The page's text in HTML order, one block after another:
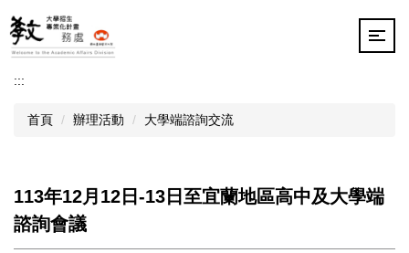
跳
到
主
內
:::
首頁 辦理活動 大學端諮詢交流
113年12月12日-13日至宜蘭地區高中及大學端
諮詢會議